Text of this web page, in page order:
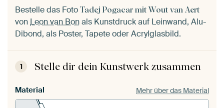
Bestelle das Foto Tadej Pogacar mit Wout van Aert
vonLeon van Bonals Kunstdruck auf Leinwand, Alu-
Dibond, als Poster, Tapete oder Acrylglasbild.
1 Stelle dir dein Kunstwerk zusammen
Material Mehr über das Material